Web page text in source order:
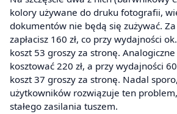
kolory używane do druku fotografii,
dokumentów nie będą się zużywać. Za
zapłacisz 160 zł, co przy wydajności
koszt 53 groszy za stronę.
kosztować 220 zł, a przy wydajności
koszt 37 groszy za stronę. Nadal
użytkowników rozwiązuje ten
stałego zasilania tuszem.